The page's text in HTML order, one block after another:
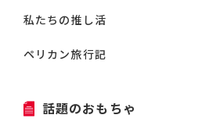
私たちの推し活
ペリカン旅行記
話題のおもちゃ